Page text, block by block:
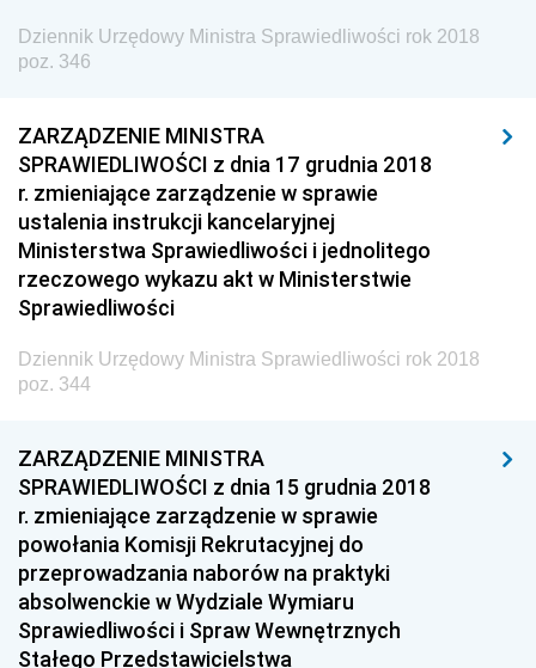
z 14 grudnia 2018 pozycje 340-341
z 7 grudnia 2018 pozycja 338
z 5 grudnia 2018 pozycje 335-337
z 29 listopada 2018 pozycja 334
z 28 listopada 2018 pozycje 328-333
z 27 listopada 2018 pozycje 319-327
z 9 listopada 2018 pozycje 309-314
z 7 listopada 2018 pozycje 307-308
z 5 listopada 2018 pozycja 306
z 31 października 2018 pozycja 305
z 30 października 2018 pozycje 303-304
z 29 października 2018 pozycja 302
Dziennik Urzędowy Ministra Sprawiedliwości rok 2018
poz. 346
ZARZĄDZENIE MINISTRA
SPRAWIEDLIWOŚCI z dnia 17 grudnia 2018
r. zmieniające zarządzenie w sprawie
ustalenia instrukcji kancelaryjnej
Ministerstwa Sprawiedliwości i jednolitego
rzeczowego wykazu akt w Ministerstwie
Sprawiedliwości
Dziennik Urzędowy Ministra Sprawiedliwości rok 2018
poz. 344
ZARZĄDZENIE MINISTRA
SPRAWIEDLIWOŚCI z dnia 15 grudnia 2018
r. zmieniające zarządzenie w sprawie
powołania Komisji Rekrutacyjnej do
przeprowadzania naborów na praktyki
absolwenckie w Wydziale Wymiaru
Sprawiedliwości i Spraw Wewnętrznych
Stałego Przedstawicielstwa